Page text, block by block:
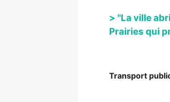
> "La ville
Prairies qui
Transport